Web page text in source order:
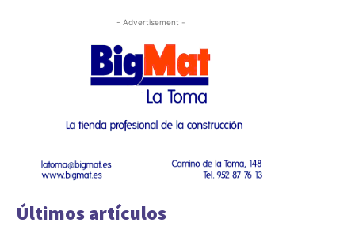
- Advertisement -
Últimos artículos